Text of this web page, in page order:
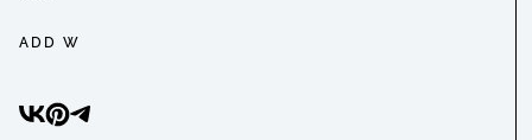
ADD W